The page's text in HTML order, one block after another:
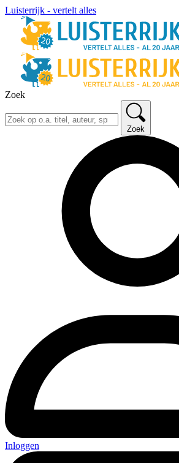
Luisterrijk - vertelt alles
Zoek
Zoek
Inloggen